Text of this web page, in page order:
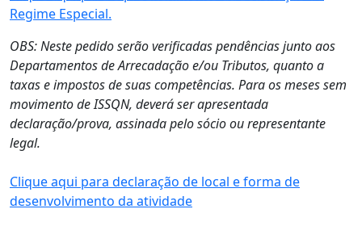
Regime Especial.
OBS: Neste pedido serão verificadas pendências junto aos
Departamentos de Arrecadação e/ou Tributos, quanto a
taxas e impostos de suas competências. Para os meses sem
movimento de ISSQN, deverá ser apresentada
declaração/prova, assinada pelo sócio ou representante
legal.
Clique aqui para declaração de local e forma de
desenvolvimento da atividade